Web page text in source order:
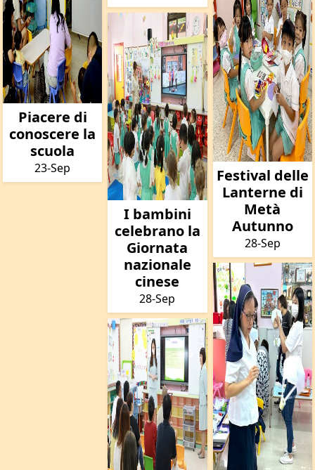
Piacere di
conoscere la
scuola
23-Sep
I bambini
celebrano la
Giornata
nazionale
cinese
28-Sep
Festival delle
Lanterne di
Metà
Autunno
28-Sep